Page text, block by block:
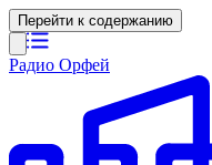
Перейти к содержанию
Радио Орфей